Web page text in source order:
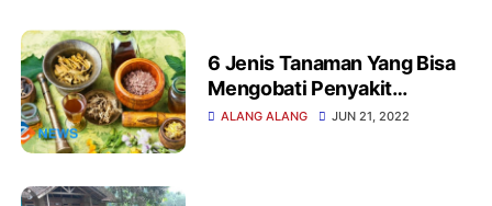
6 Jenis Tanaman Yang Bisa
Mengobati Penyakit
Kangker
ALANG ALANG JUN 21, 2022